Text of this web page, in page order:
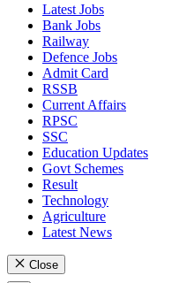
Latest Jobs
Bank Jobs
Railway
Defence Jobs
Admit Card
RSSB
Current Affairs
RPSC
SSC
Education Updates
Govt Schemes
Result
Technology
Agriculture
Latest News
Close